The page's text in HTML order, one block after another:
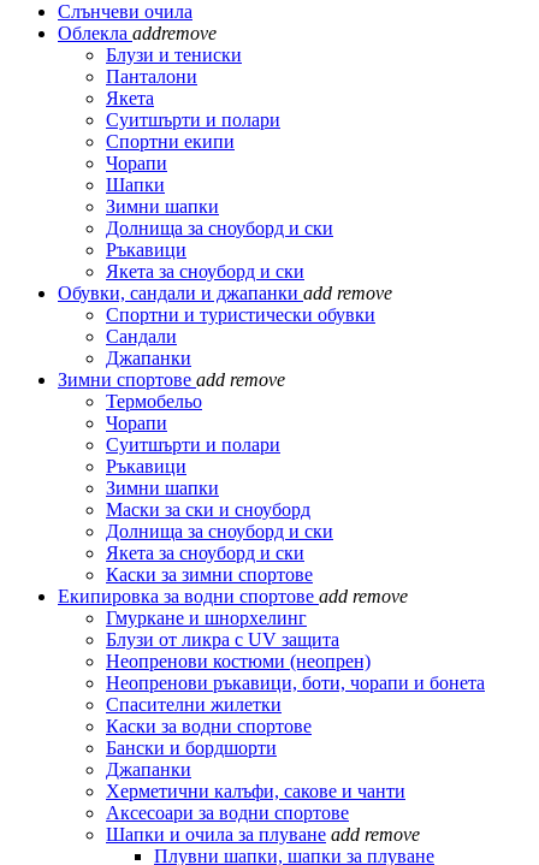
Слънчеви очила
Облекла addremove
Блузи и тениски
Панталони
Якета
Суитшърти и полари
Спортни екипи
Чорапи
Шапки
Зимни шапки
Долнища за сноуборд и ски
Ръкавици
Якета за сноуборд и ски
Обувки, сандали и джапанки add remove
Спортни и туристически обувки
Сандали
Джапанки
Зимни спортове add remove
Термобельо
Чорапи
Суитшърти и полари
Ръкавици
Зимни шапки
Маски за ски и сноуборд
Долнища за сноуборд и ски
Якета за сноуборд и ски
Каски за зимни спортове
Екипировка за водни спортове add remove
Гмуркане и шнорхелинг
Блузи от ликра с UV защита
Неопренови костюми (неопрен)
Неопренови ръкавици, боти, чорапи и бонета
Спасителни жилетки
Каски за водни спортове
Бански и бордшорти
Джапанки
Херметични калъфи, сакове и чанти
Аксесоари за водни спортове
Шапки и очила за плуване add remove
Плувни шапки, шапки за плуване